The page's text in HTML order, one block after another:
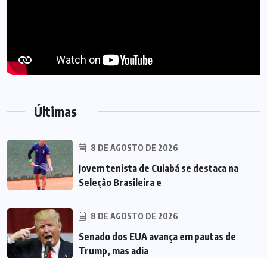
Últimas
8 DE AGOSTO DE 2026
Jovem tenista de Cuiabá se destaca na
Seleção Brasileira e
8 DE AGOSTO DE 2026
Senado dos EUA avança em pautas de
Trump, mas adia